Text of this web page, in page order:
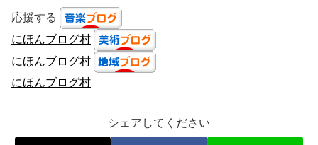
応援する
にほんブログ村
にほんブログ村
にほんブログ村
シェアしてください